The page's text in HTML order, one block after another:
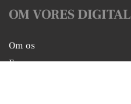
OM VORES DIGITAL
Om os
For annoncører